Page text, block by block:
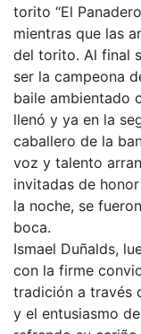
torito “El
mientras que las
del torito. Al final
ser la campeona
baile ambientado
llenó y ya en la
caballero de la
voz y talento
invitadas de
la noche, se
boca.
Ismael Duñalds,
con la firme
tradición a través
y el entusiasmo